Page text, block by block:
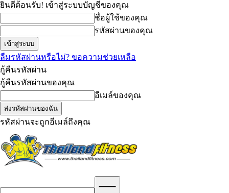
ยินดีต้อนรับ! เข้าสู่ระบบบัญชีของคุณ
ชื่อผู้ใช้ของคุณ
รหัสผ่านของคุณ
ลืมรหัสผ่านหรือไม่? ขอความช่วยเหลือ
กู้คืนรหัสผ่าน
กู้คืนรหัสผ่านของคุณ
อีเมล์ของคุณ
รหัสผ่านจะถูกอีเมล์ถึงคุณ